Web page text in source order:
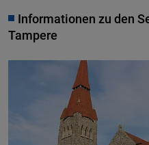
Informationen zu den
Tampere